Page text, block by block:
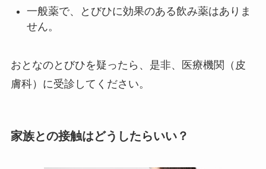
一般薬で、とびひに効果のある飲み薬はありま
せん。
おとなのとびひを疑ったら、是非、医療機関（皮
膚科）に受診してください。
家族との接触はどうしたらいい？